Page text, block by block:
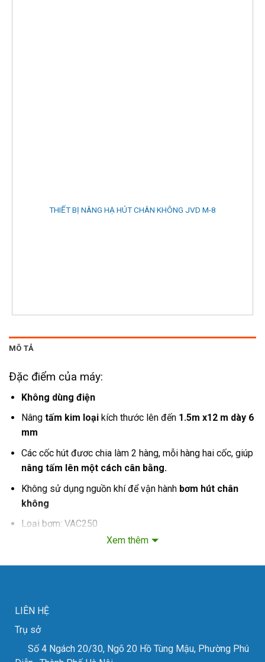
THIẾT BỊ NÂNG HẠ HÚT CHÂN KHÔNG JVD M-8
MÔ TẢ
Đặc điểm của máy:
Không dùng điện
Nâng tấm kim loạikích thước lên đến1.5m x12 m dày 6
mm
Các cốc hút đươc chia làm 2 hàng, mỗi hàng hai cốc, giúp
nâng tấm lên một cách cân bằng.
Không sử dụng nguồn khí để vận hành bơm hút chân
không
Loại bơm: VAC250
Xem thêm
LIÊN HỆ
Trụ sở
Số 4 Ngách 20/30, Ngõ 20 Hồ Tùng Mậu, Phường Phú